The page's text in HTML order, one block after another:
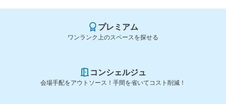
プレミアム
ワンランク上のスペースを探せる
コンシェルジュ
会場手配をアウトソース！手間を省いてコスト削減！